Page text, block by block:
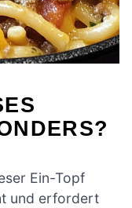
Ein-Topf
und erfordert